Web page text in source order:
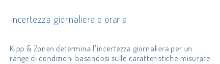
Incertezza giornaliera e oraria
Kipp & Zonen determina l'incertezza giornaliera per un
range di condizioni basandosi sulle caratteristiche misurate